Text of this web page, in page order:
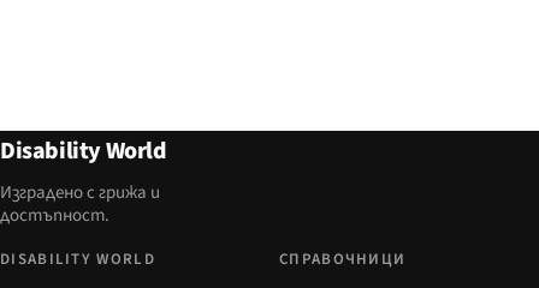
Disability World
Изградено с грижа и
достъпност.
DISABILITY WORLD СПРАВОЧНИЦИ